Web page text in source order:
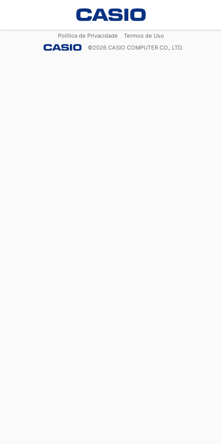
Política de Privacidade
Termos de Uso
©2026 CASIO COMPUTER CO., LTD.